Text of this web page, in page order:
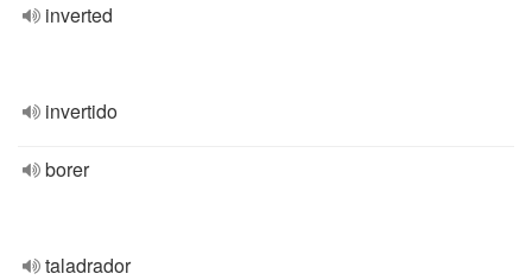
inverted
invertido
borer
taladrador